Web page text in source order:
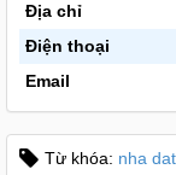
Địa chỉ
Điện thoại
Email
Từ khóa: nha